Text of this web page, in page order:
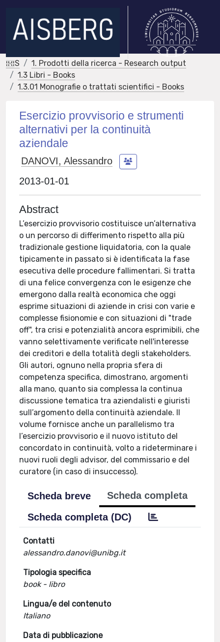
IRIS
1. Prodotti della ricerca - Research output
1.3 Libri - Books
1.3.01 Monografie o trattati scientifici - Books
Esercizio provvisorio e strumenti
alternativi per la continuità
aziendale
DANOVI, Alessandro
2013-01-01
Abstract
L’esercizio provvisorio costituisce un’alternativa
o un percorso di differimento rispetto alla più
tradizionale gestione liquidatoria, con la quale
tipicamente in passato si è identificata la fase
esecutiva delle procedure fallimentari. Si tratta
di una felice convergenza con le esigenze che
emergono dalla realtà economica che oggi
esprime situazioni di aziende in crisi con varie e
complesse fisionomie e con situazioni di "trade
off", tra crisi e potenzialità ancora esprimibili, che
vanno selettivamente verificate nell'interesse
dei creditori e della totalità degli stakeholders.
Gli autori, ognuno nella propria sfera di
competenza specifica, dimostrano, argomenti
alla mano, quanto sia complessa la continua
discussione tematica tra aziendalisti e giuristi
sull’argomento della continuità aziendale. Il
volume fornisce anche un parallelismo tra
l’esercizio provvisorio e il nuovo istituto del
concordato in continuità, volto a rideterminare i
nuovi ruoli degli advisor, del commissario e del
curatore (in caso di insuccesso).
Scheda breve
Scheda completa
Scheda completa (DC)
Contatti
alessandro.danovi@unibg.it
Tipologia specifica
book - libro
Lingua/e del contenuto
Italiano
Data di pubblicazione